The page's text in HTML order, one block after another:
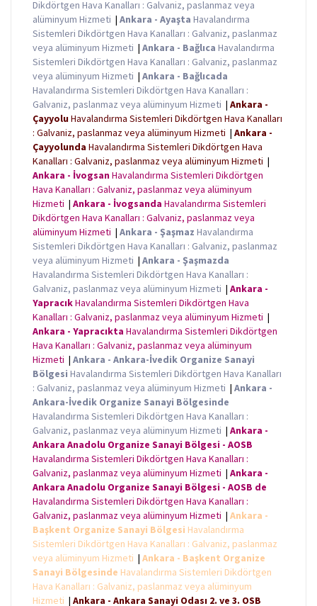
Dikdörtgen Hava Kanalları : Galvaniz, paslanmaz veya
alüminyum Hizmeti | Ankara - Ayaşta Havalandırma
Sistemleri Dikdörtgen Hava Kanalları : Galvaniz, paslanmaz
veya alüminyum Hizmeti | Ankara - Bağlıca Havalandırma
Sistemleri Dikdörtgen Hava Kanalları : Galvaniz, paslanmaz
veya alüminyum Hizmeti | Ankara - Bağlıcada
Havalandırma Sistemleri Dikdörtgen Hava Kanalları :
Galvaniz, paslanmaz veya alüminyum Hizmeti | Ankara -
ÇayyoluHavalandırma Sistemleri Dikdörtgen Hava Kanalları
: Galvaniz, paslanmaz veya alüminyum Hizmeti | Ankara -
Çayyolunda Havalandırma Sistemleri Dikdörtgen Hava
Kanalları : Galvaniz, paslanmaz veya alüminyum Hizmeti |
Ankara - İvogsanHavalandırma Sistemleri Dikdörtgen
Hava Kanalları : Galvaniz, paslanmaz veya alüminyum
Hizmeti | Ankara - İvogsanda Havalandırma Sistemleri
Dikdörtgen Hava Kanalları : Galvaniz, paslanmaz veya
alüminyum Hizmeti | Ankara - Şaşmaz Havalandırma
Sistemleri Dikdörtgen Hava Kanalları : Galvaniz, paslanmaz
veya alüminyum Hizmeti | Ankara - Şaşmazda
Havalandırma Sistemleri Dikdörtgen Hava Kanalları :
Galvaniz, paslanmaz veya alüminyum Hizmeti | Ankara -
YapracıkHavalandırma Sistemleri Dikdörtgen Hava
Kanalları : Galvaniz, paslanmaz veya alüminyum Hizmeti |
Ankara - Yapracıkta Havalandırma Sistemleri Dikdörtgen
Hava Kanalları : Galvaniz, paslanmaz veya alüminyum
Hizmeti | Ankara - Ankara-İvedik Organize Sanayi
Bölgesi Havalandırma Sistemleri Dikdörtgen Hava Kanalları
: Galvaniz, paslanmaz veya alüminyum Hizmeti | Ankara -
Ankara-İvedik Organize Sanayi Bölgesinde
Havalandırma Sistemleri Dikdörtgen Hava Kanalları :
Galvaniz, paslanmaz veya alüminyum Hizmeti | Ankara -
Ankara Anadolu Organize Sanayi Bölgesi - AOSB
Havalandırma Sistemleri Dikdörtgen Hava Kanalları :
Galvaniz, paslanmaz veya alüminyum Hizmeti | Ankara -
Ankara Anadolu Organize Sanayi Bölgesi - AOSB de
Havalandırma Sistemleri Dikdörtgen Hava Kanalları :
Galvaniz, paslanmaz veya alüminyum Hizmeti | Ankara -
Başkent Organize Sanayi Bölgesi Havalandırma
Sistemleri Dikdörtgen Hava Kanalları : Galvaniz, paslanmaz
veya alüminyum Hizmeti | Ankara - Başkent Organize
Sanayi Bölgesinde Havalandırma Sistemleri Dikdörtgen
Hava Kanalları : Galvaniz, paslanmaz veya alüminyum
Hizmeti | Ankara - Ankara Sanayi Odası 2. ve 3. OSB